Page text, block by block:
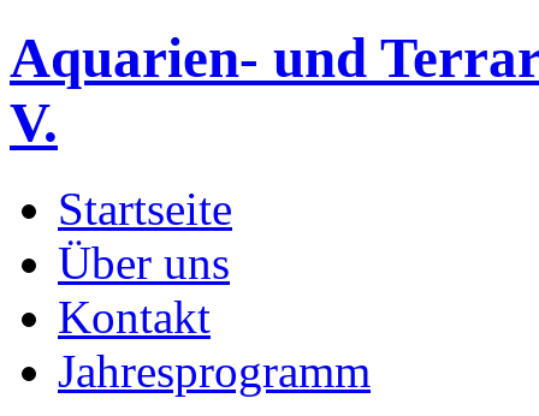
Aquarien- und
V.
Startseite
Über uns
Kontakt
Jahresprogramm